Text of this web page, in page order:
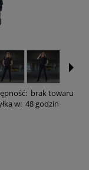
brak towaru
w: 48 godzin